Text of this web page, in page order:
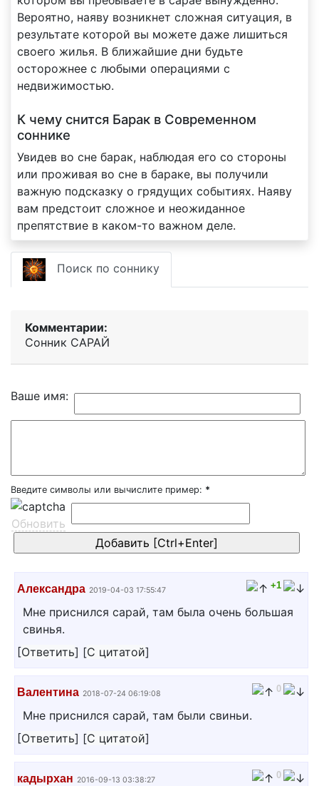
Вероятно, наяву возникнет сложная ситуация, в
результате которой вы можете даже лишиться
своего жилья. В ближайшие дни будьте
осторожнее с любыми операциями с
недвижимостью.
К чему снится Барак в Современном
соннике
Увидев во сне барак, наблюдая его со стороны
или проживая во сне в бараке, вы получили
важную подсказку о грядущих событиях. Наяву
вам предстоит сложное и неожиданное
препятствие в каком-то важном деле.
Поиск по соннику
Комментарии:
Сонник САРАЙ
Ваше имя:
Введите символы или вычислите пример: *
Обновить
Александра 2019-04-03 17:55:47 +1
Мне приснился сарай, там была очень большая
свинья.
[Ответить] [С цитатой]
Валентина 2018-07-24 06:19:08 0
Мне приснился сарай, там были свиньи.
[Ответить] [С цитатой]
кадырхан 2016-09-13 03:38:27 0